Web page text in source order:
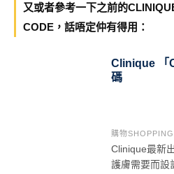
又或者參考一下之前的
CODE，話唔定仲有得用：
Clinique 「
碼
購物
Clinique最新
護膚需要而設